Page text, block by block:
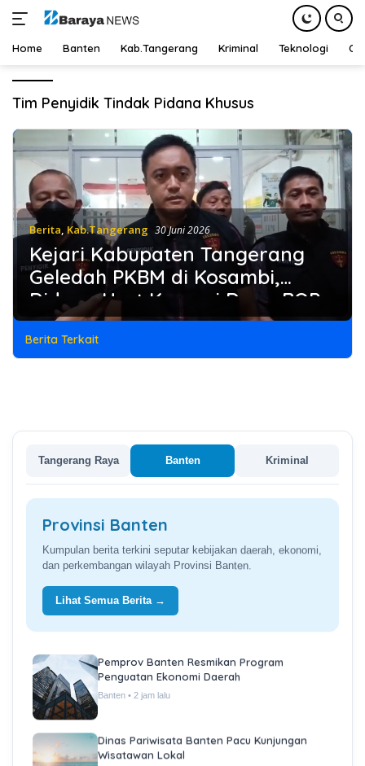
konten
Home Banten Kab.Tangerang Kriminal Teknologi
Tim Penyidik Tindak Pidana Khusus
Berita,Kab.Tangerang 30 Juni 2026
Kejari Kabupaten Tangerang
Geledah PKBM di Kosambi,
Diduga Usut Korupsi Dana BOP
Berita Terkait
Tangerang Raya Banten Kriminal
Provinsi Banten
Kumpulan berita terkini seputar kebijakan daerah, ekonomi,
dan perkembangan wilayah Provinsi Banten.
Lihat Semua Berita →
Pemprov Banten Resmikan Program
Penguatan Ekonomi Daerah
Banten • 2 jam lalu
Dinas Pariwisata Banten Pacu Kunjungan
Wisatawan Lokal